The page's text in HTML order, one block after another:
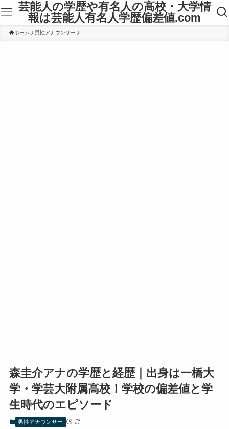
芸能人の学歴や有名人の高校・大学情
報は芸能人有名人学歴偏差値.com
ホーム 男性アナウンサー
森圭介アナの学歴と経歴｜出身は一橋大
学・学芸大附属高校！学校の偏差値と学
生時代のエピソード
男性アナウンサー